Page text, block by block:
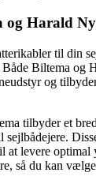
og Harald
til din
Biltema og
og
tilbyder et
sejlbådejere.
at levere optimal
så du kan